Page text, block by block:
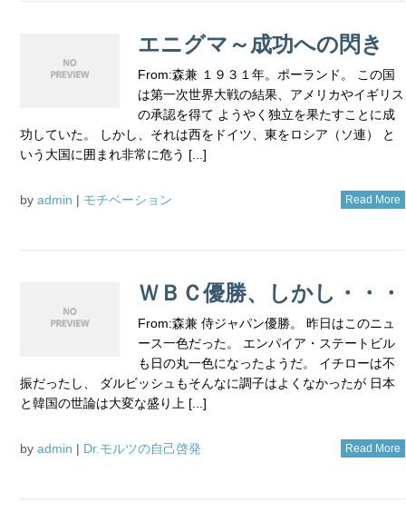
エニグマ～成功への閃き
From:森兼 １９３１年。ポーランド。 この国
は第一次世界大戦の結果、アメリカやイギリス
の承認を得て ようやく独立を果たすことに成
功していた。 しかし、それは西をドイツ、東をロシア（ソ連） と
いう大国に囲まれ非常に危う [...]
by admin | モチベーション Read More
ＷＢＣ優勝、しかし・・・
From:森兼 侍ジャパン優勝。 昨日はこのニュ
ース一色だった。 エンパイア・ステートビル
も日の丸一色になったようだ。 イチローは不
振だったし、 ダルビッシュもそんなに調子はよくなかったが 日本
と韓国の世論は大変な盛り上 [...]
by admin | Dr.モルツの自己啓発 Read More